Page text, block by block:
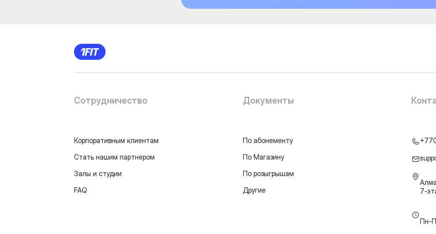
Сотрудничество
Корпоративным клиентам
Стать нашим партнером
Залы и студии
FAQ
Документы
По абонементу
По Магазину
По розыгрышам
Другие
7-
Пн-